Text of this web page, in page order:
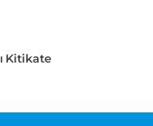
Kitikate